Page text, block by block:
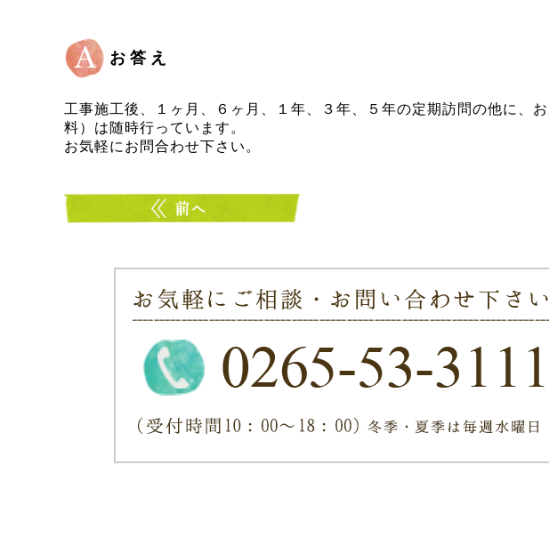
お答え
工事施工後、１ヶ月、６ヶ月、１年、３年、５年の定期訪問の他に、
料）は随時行っています。
お気軽にお問合わせ下さい。